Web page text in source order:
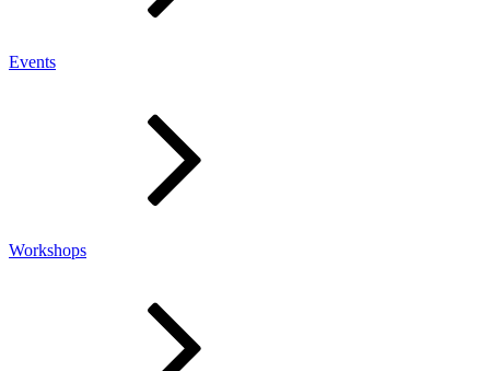
Events
Workshops